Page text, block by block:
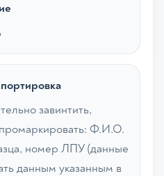
завинтить,
Ф.И.О.
номер ЛПУ (данные
данным указанным в